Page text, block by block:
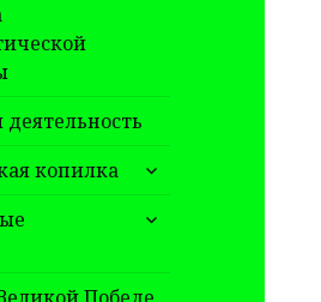
копилка
раскрыть
дочернее
меню
раскрыть